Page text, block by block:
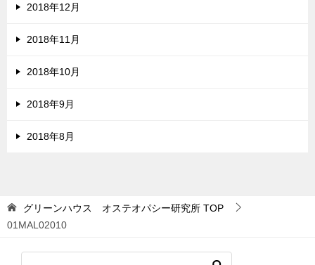
2018年12月
2018年11月
2018年10月
2018年9月
2018年8月
グリーンハウス オステオパシー研究所 TOP
01MAL02010